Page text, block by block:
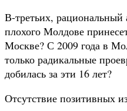
В-третьих, рациональный
плохого Молдове
Москве? С 2009 года в
только радикальные
добилась за эти 16 лет?
Отсутствие позитивных